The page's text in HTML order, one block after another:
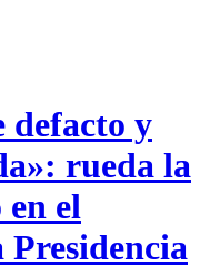
defacto y
rueda la
en el